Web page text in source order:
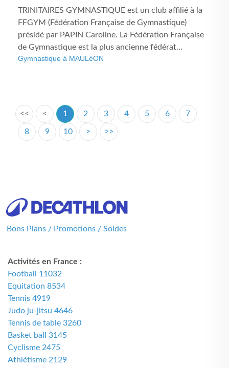
TRINITAIRES GYMNASTIQUE est un club affilié à la
FFGYM (Fédération Française de Gymnastique)
présidé par PAPIN Caroline. La Fédération Française
de Gymnastique est la plus ancienne fédérat...
Gymnastique à MAULéON
<< < 1 2 3 4 5 6 7
8 9 10 > >>
Bons Plans / Promotions / Soldes
Activités en France :
Football 11032
Equitation 8534
Tennis 4919
Judo ju-jitsu 4646
Tennis de table 3260
Basket ball 3145
Cyclisme 2475
Athlétisme 2129